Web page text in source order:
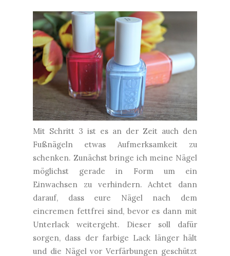
Mit Schritt 3 ist es an der Zeit auch den
Fußnägeln etwas Aufmerksamkeit zu
schenken. Zunächst bringe ich meine Nägel
möglichst gerade in Form um ein
Einwachsen zu verhindern. Achtet dann
darauf, dass eure Nägel nach dem
eincremen fettfrei sind, bevor es dann mit
Unterlack weitergeht. Dieser soll dafür
sorgen, dass der farbige Lack länger hält
und die Nägel vor Verfärbungen geschützt